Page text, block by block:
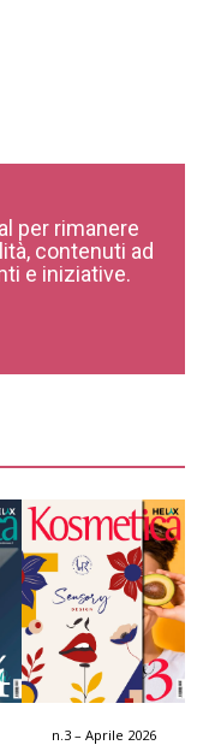
per rimanere
contenuti ad
e iniziative.
n.3 – Aprile 2026